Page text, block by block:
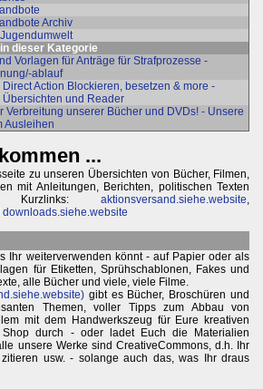
Archiv
dieser Kategorie
Vorlagen für Anträge für Strafprozesse -
ablauf
Action Blockieren, besetzen & more -
und Reader
Verbreitung unserer Bücher und DVDs! - Unsere
Ausleihen
...
zu unseren Übersichten von Bücher, Filmen,
mit Anleitungen, Berichten, politischen Texten
Kurzlinks:aktionsversand.siehe.website,
downloads.siehe.website
Ihr weiterverwenden könnt - auf Papier oder als
für Etiketten, Sprühschablonen, Fakes und
alle Bücher und viele, viele Filme.
gibt es Bücher, Broschüren und
Themen, voller Tipps zum Abbau von
mit dem Handwerkszeug für Eure kreativen
Shop durch - oder ladet Euch die Materialien
unsere Werke sind CreativeCommons, d.h. Ihr
usw. - solange auch das, was Ihr draus